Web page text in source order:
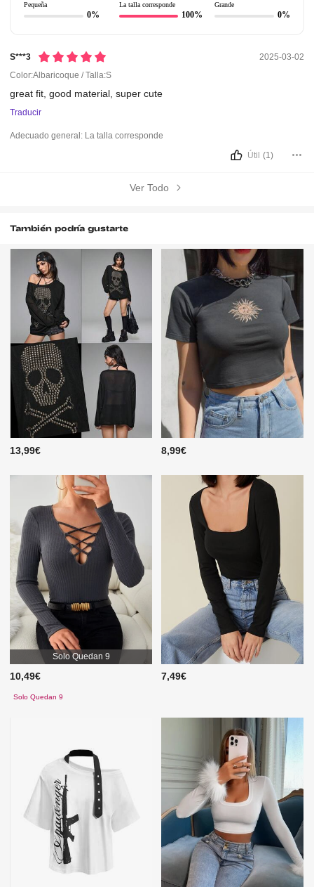
Pequeña
0%
La talla corresponde
100%
Grande
0%
S***3
2025-03-02
Color:Albaricoque / Talla:S
greatfit,good material,supercute
Traducir
Adecuado general: La talla corresponde
Útil (1)
Ver Todo
También podría gustarte
13,99€ 8,99€
Solo Quedan 9
10,49€
Solo Quedan 9
7,49€